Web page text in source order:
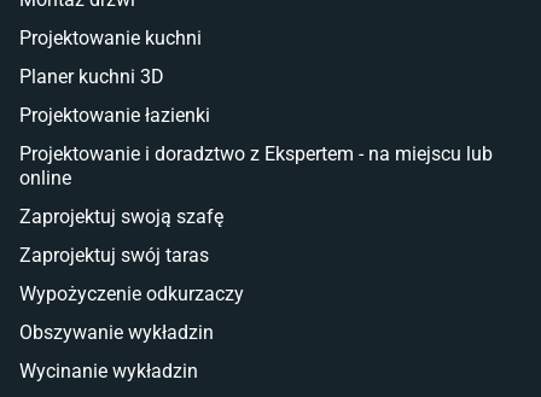
Sztuczna trawa miękka
Koce i pledy
Płytki na balkon
Lampy stojące LED
Płytki
Płytki Cersanit
Płytki wielkoformatowe
Glazura
Płytki marmurowe
Projektowanie kuchni
Planer kuchni 3D
Projektowanie łazienki
Projektowanie i doradztwo z Ekspertem - na miejscu lub
online
Zaprojektuj swoją szafę
Zaprojektuj swój taras
Wypożyczenie odkurzaczy
Obszywanie wykładzin
Wycinanie wykładzin